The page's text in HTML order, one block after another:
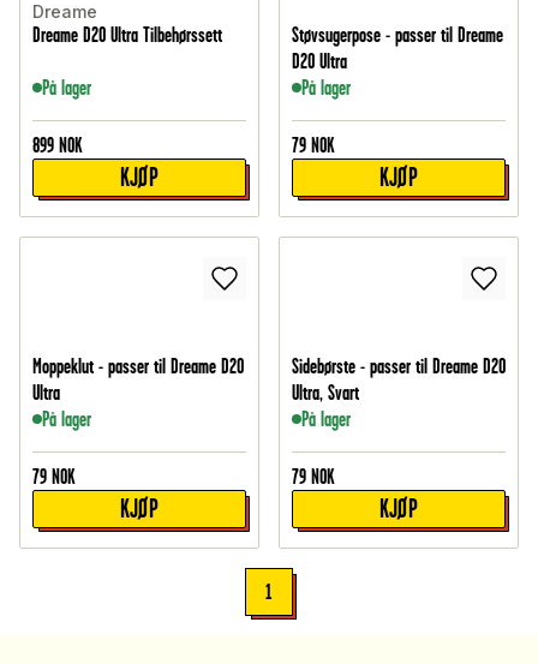
Dreame
Dreame D20 Ultra Tilbehørssett
På lager
899 NOK
KJØP
Støvsugerpose - passer til Dreame
D20 Ultra
På lager
79 NOK
KJØP
Moppeklut - passer til Dreame D20
Ultra
På lager
79 NOK
KJØP
Sidebørste - passer til Dreame D20
Ultra, Svart
På lager
79 NOK
KJØP
1